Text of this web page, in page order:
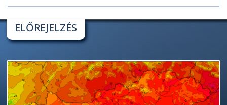
ELŐREJELZÉS